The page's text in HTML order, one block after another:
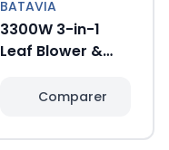
BATAVIA
3300W 3-in-1
Leaf Blower &
Comparer